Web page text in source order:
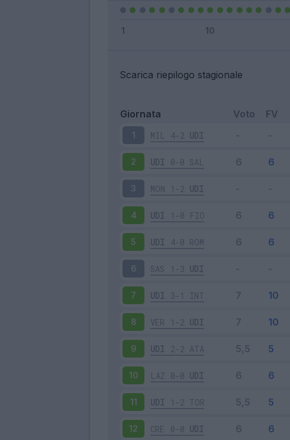
Scarica riepilogo stagionale
Giornata Voto FV
1 MIL 4-2 UDI
2 UDI 0-0 SAL
3 MON 1-2 UDI
4 UDI 1-0 FIO
5 UDI 4-0 ROM
6 SAS 1-3 UDI
7 UDI 3-1 INT
8 VER 1-2 UDI
9 UDI 2-2 ATA
10 LAZ 0-0 UDI
11 UDI 1-2 TOR
12 CRE 0-0 UDI